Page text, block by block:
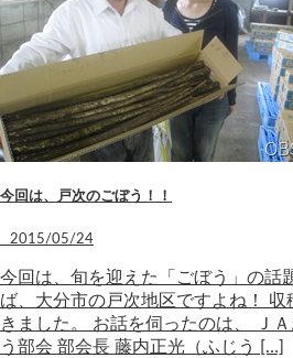
今回は、戸次のごぼう！！
2015/05/24
今回は、旬を迎えた「ごぼう」の話
ば、大分市の戸次地区ですよね！
きました。 お話を伺ったのは、 Ｊ
う部会 部会長 藤内正光（ふじう […]